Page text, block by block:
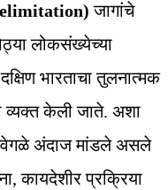
जागांचे
लोकसंख्येच्या
भारताचा तुलनात्मक
व्यक्त केली जाते. अशा
अंदाज मांडले असले
कायदेशीर प्रक्रिया